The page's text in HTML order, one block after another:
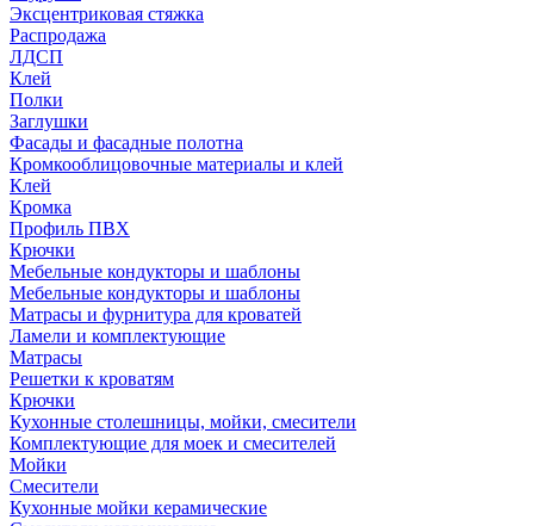
Эксцентриковая стяжка
Распродажа
ЛДСП
Клей
Полки
Заглушки
Фасады и фасадные полотна
Кромкооблицовочные материалы и клей
Клей
Кромка
Профиль ПВХ
Крючки
Мебельные кондукторы и шаблоны
Мебельные кондукторы и шаблоны
Матрасы и фурнитура для кроватей
Ламели и комплектующие
Матрасы
Решетки к кроватям
Крючки
Кухонные столешницы, мойки, смесители
Комплектующие для моек и смесителей
Мойки
Смесители
Кухонные мойки керамические